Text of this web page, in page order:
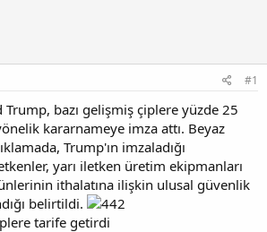
#1
Trump, bazı gelişmiş çiplere yüzde 25
kararnameye imza attı. Beyaz
Trump'ın imzaladığı
yarı iletken üretim ekipmanları
ithalatına ilişkin ulusal güvenlik
belirtildi.
tarife getirdi